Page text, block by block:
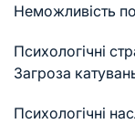
Неможливість
Психологічні
Загроза
Психологічні